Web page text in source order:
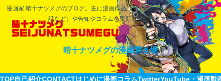
漫画家 晴十ナツメグのブログ。主に漫画作品（ヤクザと目つきの悪い女刑事の
話など）や告知やコラムを更新していきます。
晴十ナツメグの漫画置き場
TOP自己紹介CONTACTはじめに漫画コラムTwitterYouTube・漫画動